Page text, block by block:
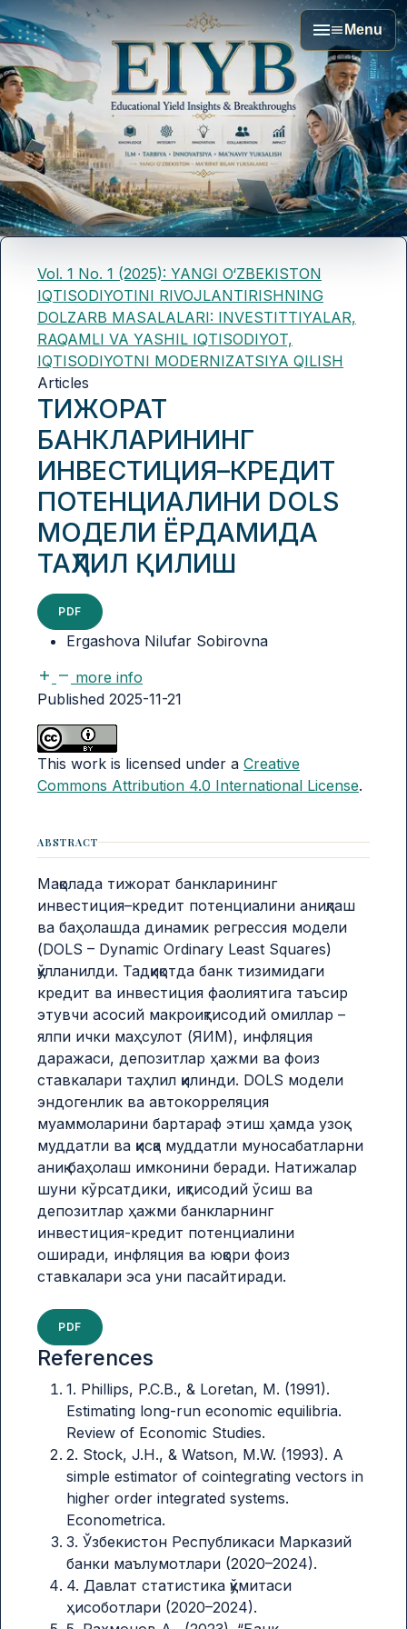
Menu
Vol. 1 No. 1 (2025): YANGI O‘ZBEKISTON
IQTISODIYOTINI RIVOJLANTIRISHNING
DOLZARB MASALALARI: INVESTITTIYALAR,
RAQAMLI VA YASHIL IQTISODIYOT,
IQTISODIYOTNI MODERNIZATSIYA QILISH
Articles
ТИЖОРАТ
БАНКЛАРИНИНГ
ИНВЕСТИЦИЯ–КРЕДИТ
ПОТЕНЦИАЛИНИ DOLS
МОДЕЛИ ЁРДАМИДА
ТАҲЛИЛ ҚИЛИШ
PDF
Ergashova Nilufar Sobirovna
more info
Published 2025-11-21
This work is licensed under a Creative
Commons Attribution 4.0 International License.
ABSTRACT
Мақолада тижорат банкларининг
инвестиция–кредит потенциалини аниқлаш
ва баҳолашда динамик регрессия модели
(DOLS – Dynamic Ordinary Least Squares)
қўлланилди. Тадқиқотда банк тизимидаги
кредит ва инвестиция фаолиятига таъсир
этувчи асосий макроиқтисодий омиллар –
ялпи ички маҳсулот (ЯИМ), инфляция
даражаси, депозитлар ҳажми ва фоиз
ставкалари таҳлил қилинди. DOLS модели
эндогенлик ва автокорреляция
муаммоларини бартараф этиш ҳамда узоқ
муддатли ва қисқа муддатли муносабатларни
аниқ баҳолаш имконини беради. Натижалар
шуни кўрсатдики, иқтисодий ўсиш ва
депозитлар ҳажми банкларнинг
инвестиция-кредит потенциалини
оширади, инфляция ва юқори фоиз
ставкалари эса уни пасайтиради.
PDF
References
1. Phillips, P.C.B., & Loretan, M. (1991).
Estimating long-run economic equilibria.
Review of Economic Studies.
2. Stock, J.H., & Watson, M.W. (1993). A
simple estimator of cointegrating vectors in
higher order integrated systems.
Econometrica.
3. Ўзбекистон Республикаси Марказий
банки маълумотлари (2020–2024).
4. Давлат статистика қўмитаси
ҳисоботлари (2020–2024).